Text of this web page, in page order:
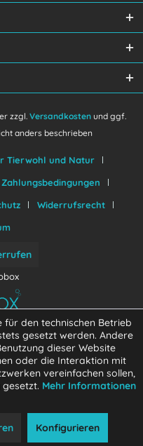
Pflichtfelder.
Senden
zzgl. Versandkosten und ggf.
anders beschrieben
Tierwohl und Natur
Widerrufsrecht
für den technischen Betrieb
gesetzt werden. Andere
dieser Website
oder die Interaktion mit
vereinfachen sollen,
Mehr Informationen
Konfigurieren